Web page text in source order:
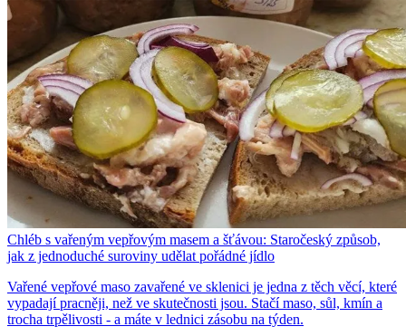
Chléb s vařeným vepřovým masem a šťávou: Staročeský způsob,
jak z jednoduché suroviny udělat pořádné jídlo
Vařené vepřové maso zavařené ve sklenici je jedna z těch věcí, které
vypadají pracněji, než ve skutečnosti jsou. Stačí maso, sůl, kmín a
trocha trpělivosti - a máte v lednici zásobu na týden.